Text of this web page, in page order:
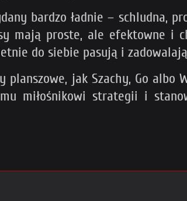
bardzo ładnie – schludna,
mają proste, ale efektowne i
do siebie pasują i
jak Szachy, Go albo
miłośnikowi strategii i